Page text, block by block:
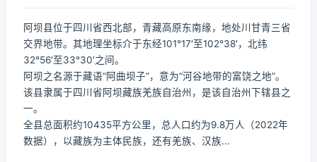
阿坝县位于四川省西北部，青藏高原东南缘，地处川甘青三省
交界地带。其地理坐标介于东经101°17′至102°38′，北纬
32°56′至33°30′之间。
阿坝之名源于藏语“阿曲坝子”，意为“河谷地带的富饶之地”。
该县隶属于四川省阿坝藏族羌族自治州，是该自治州下辖县之
一。
全县总面积约10435平方公里，总人口约为9.8万人（2022年
数据），以藏族为主体民族，还有羌族、汉族...